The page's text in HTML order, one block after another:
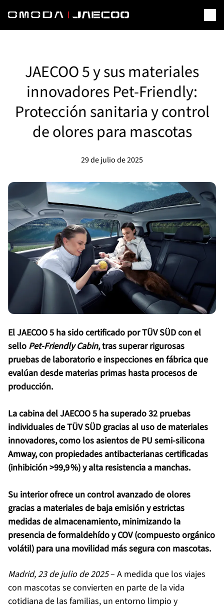
JAECOO 5 y sus materiales
innovadores Pet-Friendly:
Protección sanitaria y control
de olores para mascotas
29 de julio de 2025
El JAECOO 5 ha sido certificado por TÜV SÜD con el
sello Pet-Friendly Cabin, tras superar rigurosas
pruebas de laboratorio e inspecciones en fábrica que
evalúan desde materias primas hasta procesos de
producción.
La cabina del JAECOO 5 ha superado 32 pruebas
individuales de TÜV SÜD gracias al uso de materiales
innovadores, como los asientos de PU semi-silicona
Amway, con propiedades antibacterianas certificadas
(inhibición >99,9 %) y alta resistencia a manchas.
Su interior ofrece un control avanzado de olores
gracias a materiales de baja emisión y estrictas
medidas de almacenamiento, minimizando la
presencia de formaldehído y COV (compuesto orgánico
volátil) para una movilidad más segura con mascotas.
Madrid, 23 de julio de 2025– A medida que los viajes
con mascotas se convierten en parte de la vida
cotidiana de las familias, un entorno limpio y